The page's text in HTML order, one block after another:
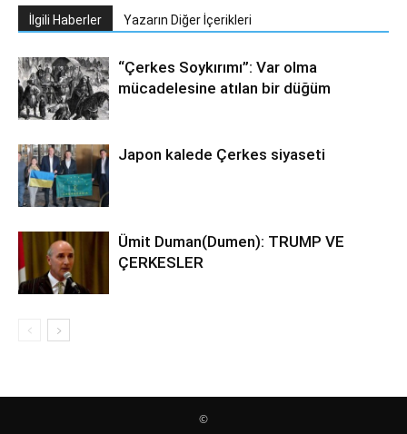
İlgili Haberler Yazarın Diğer İçerikleri
“Çerkes Soykırımı”: Var olma
mücadelesine atılan bir düğüm
Japon kalede Çerkes siyaseti
Ümit Duman(Dumen): TRUMP VE
ÇERKESLER
©